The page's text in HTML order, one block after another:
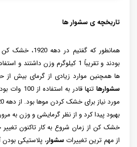
تاریخچه ی سشوار ها
همانطور که گفتیم
بودند و تقریباً 1 کیلوگرم وزن
ها همچنین موارد زیادی از گرمای بیش از
سشوارها
تنها قادر به
بهبود پیدا کرد و از نظر گرمایشی و وزن به
خشک کن از زمان شروع به کار تاکنون
از مهم ‌ترین تغییراتسشوار، پلاستیکی